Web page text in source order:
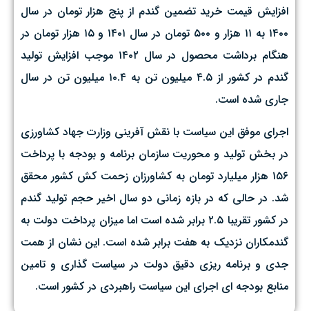
افزایش قیمت خرید تضمین گندم از پنج هزار تومان در سال
۱۴۰۰ به ۱۱ هزار و ۵۰۰ تومان در سال ۱۴۰۱ و ۱۵ هزار تومان در
هنگام برداشت محصول در سال ۱۴۰۲ موجب افزایش تولید
گندم در کشور از ۴.۵ میلیون تن به ۱۰.۴ میلیون تن در سال
جاری شده است.
اجرای موفق این سیاست با نقش آفرینی وزارت جهاد کشاورزی
در بخش تولید و محوریت سازمان برنامه و بودجه با پرداخت
۱۵۶ هزار میلیارد تومان به کشاورزان زحمت کش کشور محقق
شد. در حالی که در بازه زمانی دو سال اخیر حجم تولید گندم
در کشور تقریبا ۲.۵ برابر شده است اما میزان پرداخت دولت به
گندمکاران نزدیک به هفت برابر شده است. این نشان از همت
جدی و برنامه ریزی دقیق دولت در سیاست گذاری و تامین
منابع بودجه ای اجرای این سیاست راهبردی در کشور است.